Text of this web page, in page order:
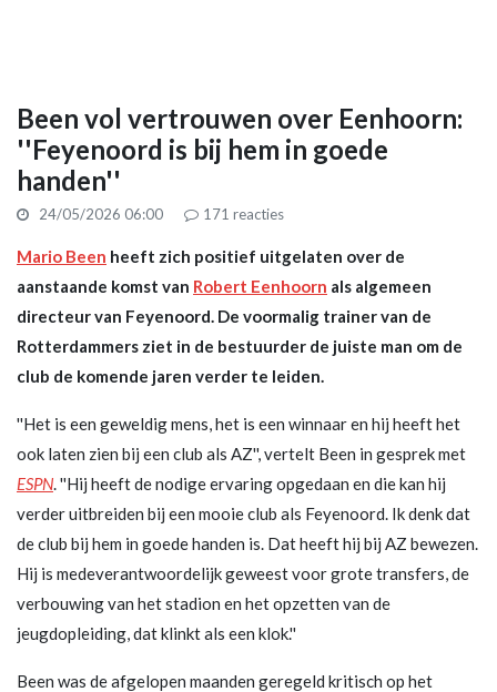
Been vol vertrouwen over Eenhoorn:
''Feyenoord is bij hem in goede
handen''
24/05/2026 06:00 171 reacties
Mario Been heeft zich positief uitgelaten over de
aanstaande komst van Robert Eenhoorn als algemeen
directeur van Feyenoord. De voormalig trainer van de
Rotterdammers ziet in de bestuurder de juiste man om de
club de komende jaren verder te leiden.
''Het is een geweldig mens, het is een winnaar en hij heeft het
ook laten zien bij een club als AZ'', vertelt Been in gesprek met
ESPN. ''Hij heeft de nodige ervaring opgedaan en die kan hij
verder uitbreiden bij een mooie club als Feyenoord. Ik denk dat
de club bij hem in goede handen is. Dat heeft hij bij AZ bewezen.
Hij is medeverantwoordelijk geweest voor grote transfers, de
verbouwing van het stadion en het opzetten van de
jeugdopleiding, dat klinkt als een klok.''
Been was de afgelopen maanden geregeld kritisch op het